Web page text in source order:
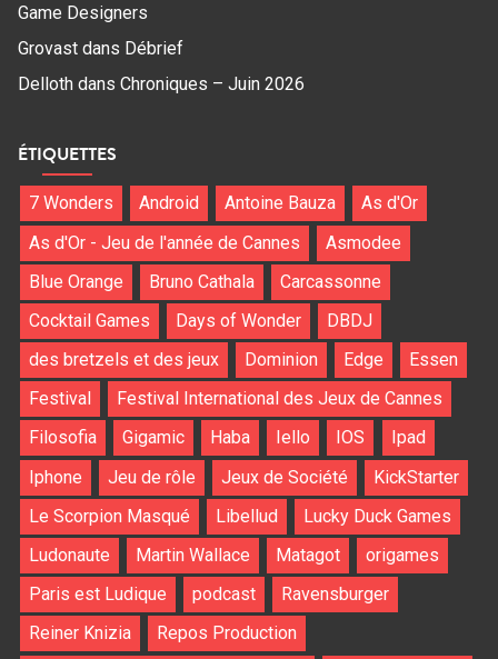
Game Designers
Grovast dans Débrief
Delloth dans Chroniques – Juin 2026
ÉTIQUETTES
7 Wonders Android Antoine Bauza
As d'Or
As d'Or - Jeu de l'année de Cannes
Asmodee
Blue Orange
Bruno Cathala
Carcassonne
Cocktail Games
Days of Wonder
DBDJ
des bretzels et des jeux
Dominion Edge
Essen
Festival
Festival International des Jeux de Cannes
Filosofia
Gigamic Haba Iello IOS
Ipad
Iphone
Jeu de rôle Jeux de Société
KickStarter
Le Scorpion Masqué
Libellud
Lucky Duck Games
Ludonaute
Martin Wallace Matagot
origames
Paris est Ludique
podcast
Ravensburger
Reiner Knizia
Repos Production